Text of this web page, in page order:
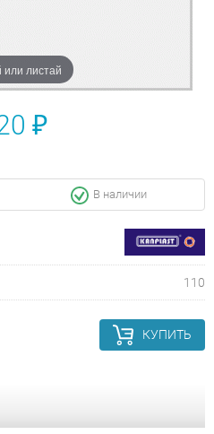
или листай
₽
В наличии
110
КУПИТЬ